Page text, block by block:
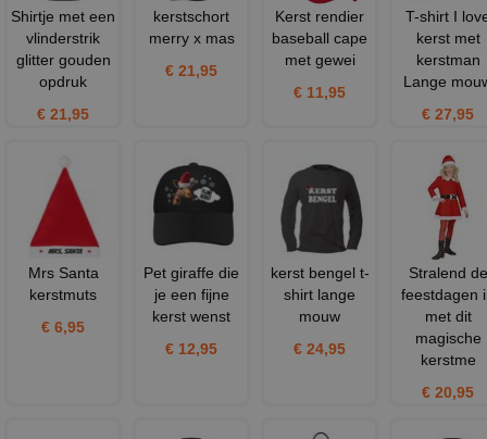
Shirtje met een
vlinderstrik
glitter gouden
opdruk
€ 21,95
kerstschort
merry x mas
€ 21,95
Kerst rendier
baseball cape
met gewei
€ 11,95
T-shirt I
kerst met
kerstman
Lange
€ 27,95
Mrs Santa
kerstmuts
€ 6,95
Pet giraffe die
je een fijne
kerst wenst
€ 12,95
kerst bengel t-
shirt lange
mouw
€ 24,95
Stralend de
feestdagen
met dit
magische
kerstme
€ 20,95